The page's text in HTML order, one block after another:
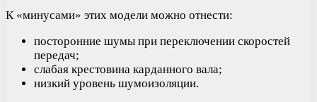
К «минусами» этих модели можно отнести:
посторонние шумы при переключении скоростей
передач;
слабая крестовина карданного вала;
низкий уровень шумоизоляции.